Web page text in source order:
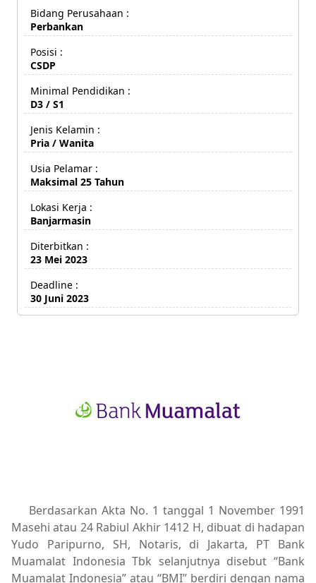
Bidang Perusahaan :
Perbankan
Posisi :
CSDP
Minimal Pendidikan :
D3 / S1
Jenis Kelamin :
Pria / Wanita
Usia Pelamar :
Maksimal 25 Tahun
Lokasi Kerja :
Banjarmasin
Diterbitkan :
23 Mei 2023
Deadline :
30 Juni 2023
Berdasarkan Akta No. 1 tanggal 1 November 1991
Masehi atau 24 Rabiul Akhir 1412 H, dibuat di hadapan
Yudo Paripurno, SH, Notaris, di Jakarta, PT Bank
Muamalat Indonesia Tbk selanjutnya disebut “Bank
Muamalat Indonesia” atau “BMI” berdiri dengan nama